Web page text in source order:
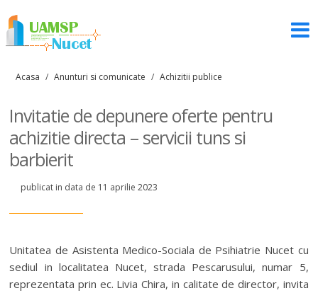
Acasa / Anunturi si comunicate / Achizitii publice
Invitatie de depunere oferte pentru
achizitie directa – servicii tuns si
barbierit
publicat in data de 11 aprilie 2023
Unitatea de Asistenta Medico-Sociala de Psihiatrie Nucet cu
sediul in localitatea Nucet, strada Pescarusului, numar 5,
reprezentata prin ec. Livia Chira, in calitate de director, invita